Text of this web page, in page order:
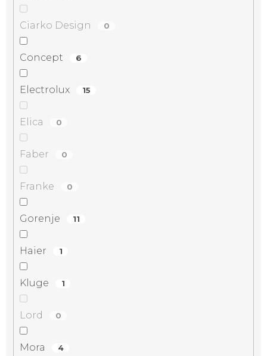
Ciarko Design 0
Concept 6
Electrolux 15
Elica 0
Faber 0
Franke 0
Gorenje 11
Haier 1
Kluge 1
Lord 0
Mora 4